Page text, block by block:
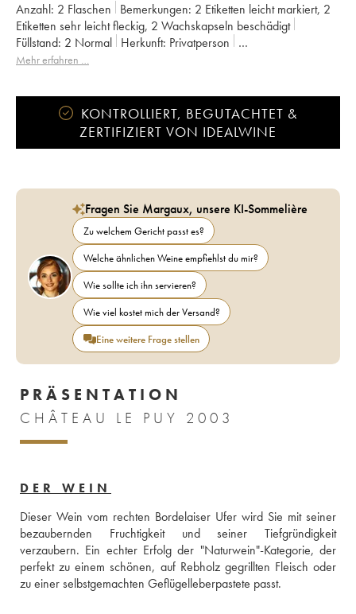
Anzahl: 2 Flaschen Bemerkungen: 2 Etiketten leicht markiert, 2
Etiketten sehr leicht fleckig, 2 Wachskapseln beschädigt
Füllstand: 2 Normal Herkunft:
privatperson
Mwst. erstattbar:
Eigentümer: Jean-Pierre et Pascal Amoreau
Mehr erfahren …
KONTROLLIERT, BEGUTACHTET &
ZERTIFIZIERT VON IDEALWINE
Fragen Sie Margaux, unsere KI-Sommelière
Zu welchem Gericht passt es?
Welche ähnlichen Weine empfiehlst du mir?
Wie sollte ich ihn servieren?
Wie viel kostet mich der Versand?
Eine weitere Frage stellen
PRÄSENTATION
CHÂTEAU LE PUY 2003
DER WEIN
Dieser Wein vom rechten Bordelaiser Ufer wird Sie mit seiner
bezaubernden Fruchtigkeit und seiner Tiefgründigkeit
verzaubern. Ein echter Erfolg der "Naturwein"-Kategorie, der
perfekt zu einem schönen, auf Rebholz gegrillten Fleisch oder
zu einer selbstgemachten Geflügelleberpastete passt.